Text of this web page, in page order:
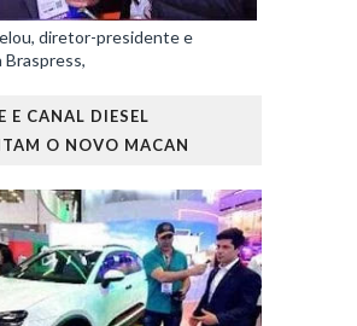
diretor-presidente e
Braspress,
E CANAL DIESEL
O NOVO MACAN